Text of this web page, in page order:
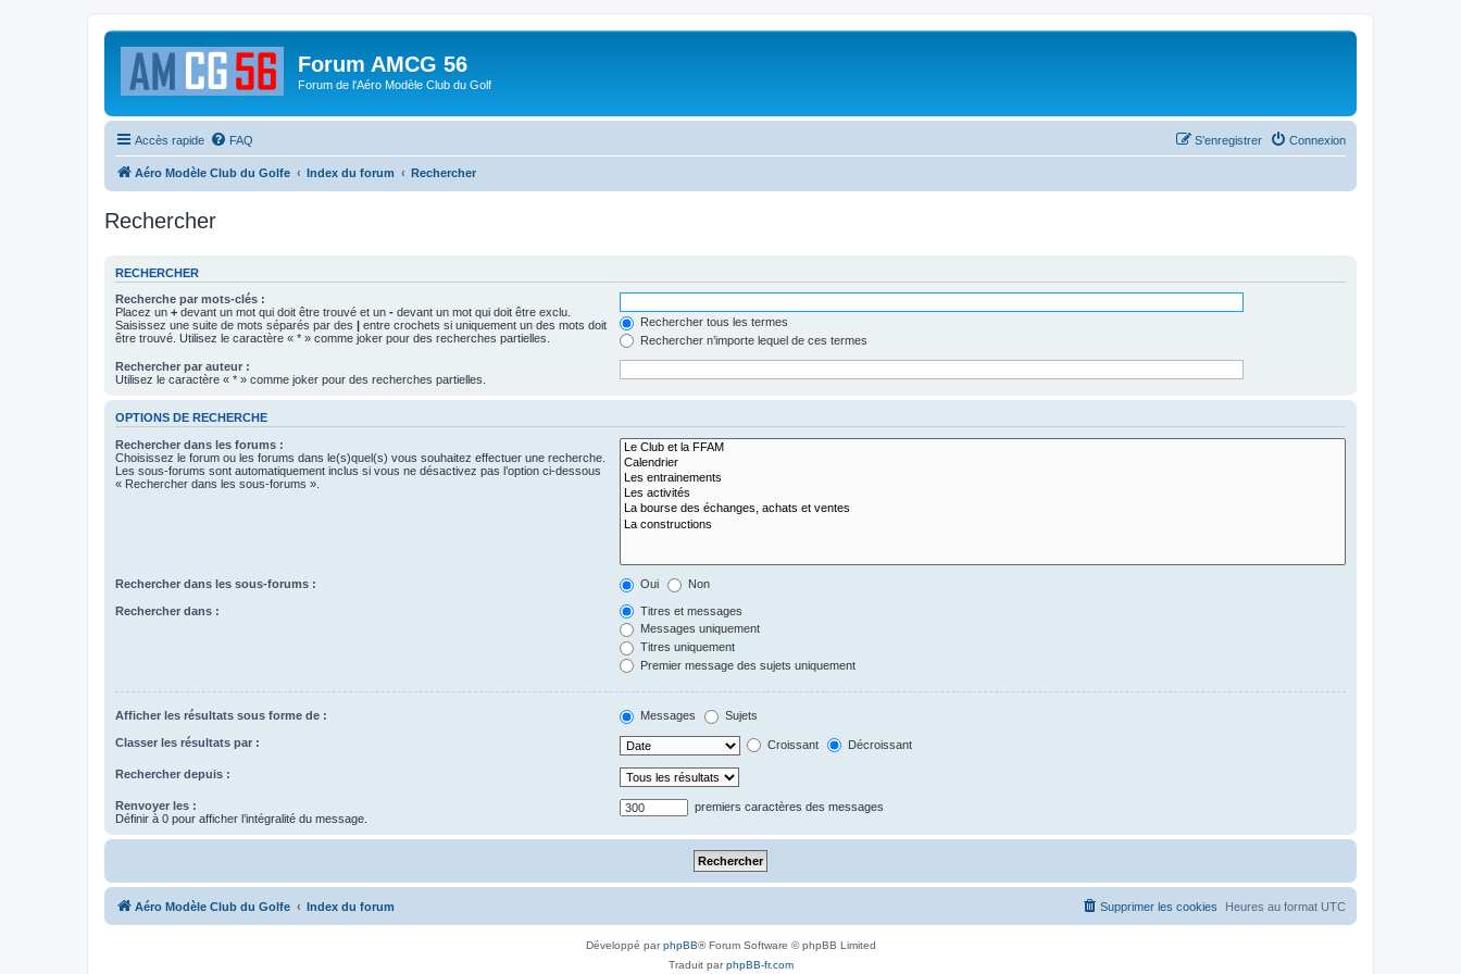
Forum AMCG 56
Forum de l'Aéro Modèle Club du Golf
Accès rapide FAQ Connexion
S’enregistrer
Aéro Modèle Club du Golfe Index du forum Rechercher
Rechercher
RECHERCHER
Recherche par mots-clés :
Placez un + devant un mot qui doit être trouvé et un - devant un mot qui doit être exclu.
Saisissez une suite de mots séparés par des | entre crochets si uniquement un des mots doit
être trouvé. Utilisez le caractère « * » comme joker pour des recherches partielles.
Rechercher tous les termes
Rechercher n’importe lequel de ces termes
Rechercher par auteur :
Utilisez le caractère « * » comme joker pour des recherches partielles.
OPTIONS DE RECHERCHE
Rechercher dans les forums :
Choisissez le forum ou les forums dans le(s)quel(s) vous souhaitez effectuer une recherche.
Les sous-forums sont automatiquement inclus si vous ne désactivez pas l’option ci-dessous
« Rechercher dans les sous-forums ».
Rechercher dans les sous-forums : Oui Non
Rechercher dans :
Titres et messages
Messages uniquement
Titres uniquement
Premier message des sujets uniquement
Afficher les résultats sous forme de : Messages Sujets
Classer les résultats par : Croissant Décroissant
Rechercher depuis :
Renvoyer les :
Définir à 0 pour afficher l’intégralité du message.
premiers caractères des messages
Aéro Modèle Club du Golfe Index du forum Heures au format UTC
Supprimer les cookies
Développé parphpBB® Forum Software © phpBB Limited
Traduit parphpBB-fr.com